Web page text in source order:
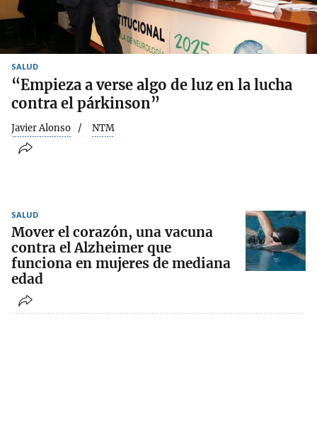
SALUD
“Empieza a verse algo de luz en la lucha
contra el párkinson”
Javier Alonso NTM
SALUD
Mover el corazón, una vacuna
contra el Alzheimer que
funciona en mujeres de mediana
edad